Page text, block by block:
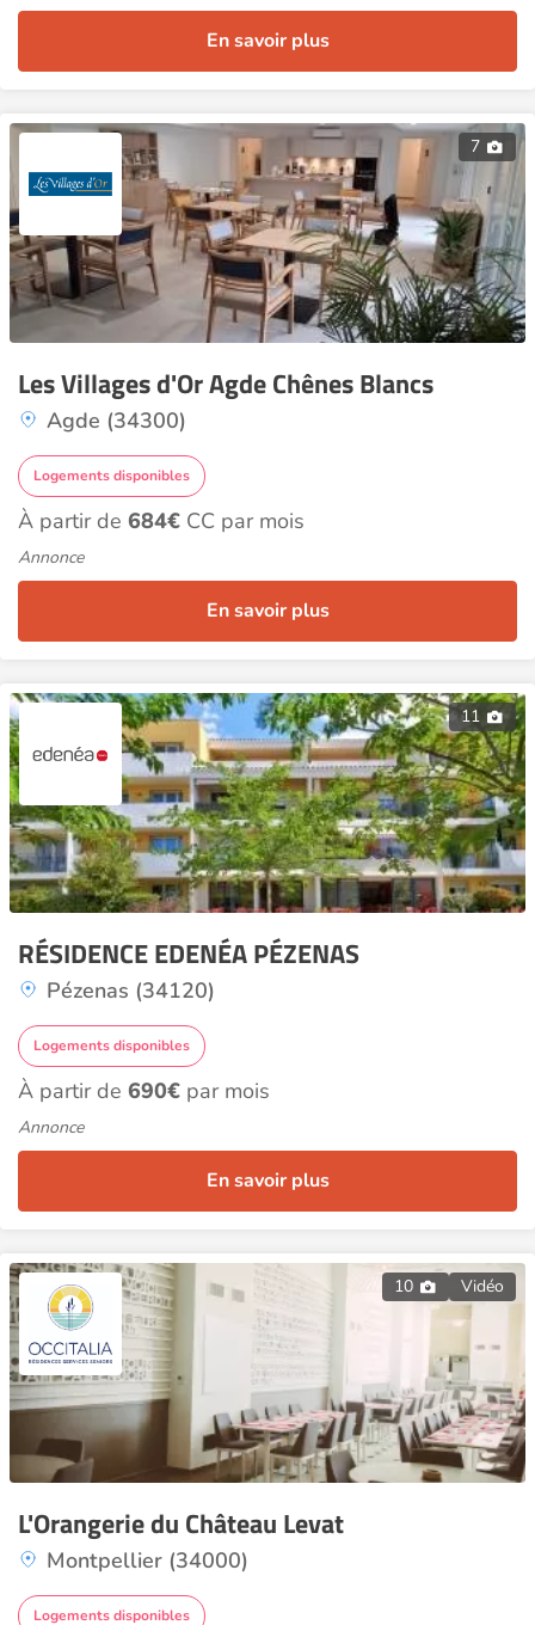
En savoir plus
7
Les Villages d'Or Agde Chênes Blancs
Agde (34300)
Logements disponibles
À partir de 684€ CC par mois
Annonce
En savoir plus
11
RÉSIDENCE EDENÉA PÉZENAS
Pézenas (34120)
Logements disponibles
À partir de 690€ par mois
Annonce
En savoir plus
10 Vidéo
L'Orangerie du Château Levat
Montpellier (34000)
Logements disponibles